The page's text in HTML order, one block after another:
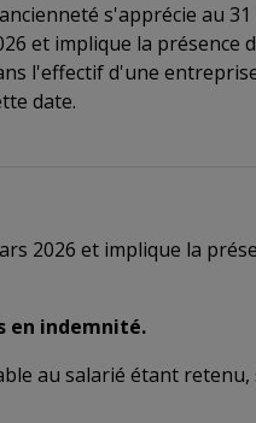
s'apprécie au 31
et implique la présence
l'effectif d'une
date.
2026 et implique la
en indemnité.
au salarié étant retenu,